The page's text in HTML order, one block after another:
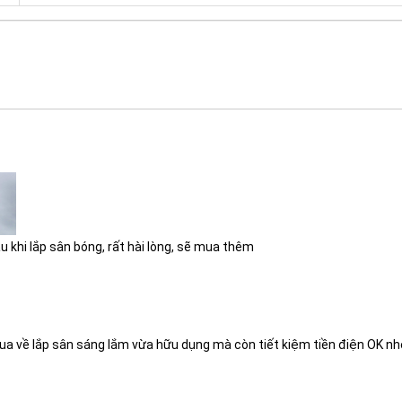
lớn, đạt 140lm/W thực tế.
hợp chiếu xa.
sáng mịn hơn khi nhìn từ xa.
khi lắp sân bóng, rất hài lòng, sẽ mua thêm
về lắp sân sáng lắm vừa hữu dụng mà còn tiết kiệm tiền điện OK